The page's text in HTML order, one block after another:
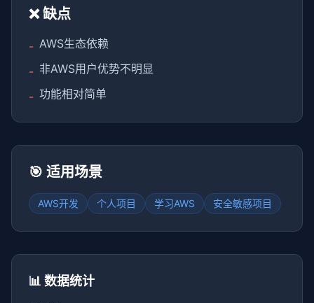
❌ 缺点
- AWS生态依赖
- 非AWS用户优势不明显
- 功能相对简单
🎯 适用场景
AWS开发 个人项目 学习AWS 安全敏感项目
📊 数据统计